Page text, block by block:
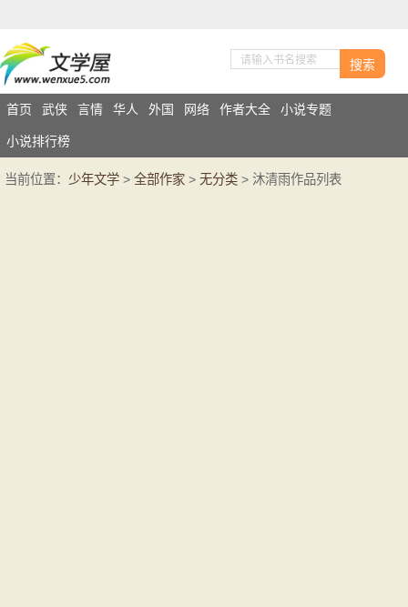
搜索
首页 武侠 言情 华人 外国 网络 作者大全 小说专题
小说排行榜
当前位置： 少年文学 > 全部作家 > 无分类 > 沐清雨作品列表